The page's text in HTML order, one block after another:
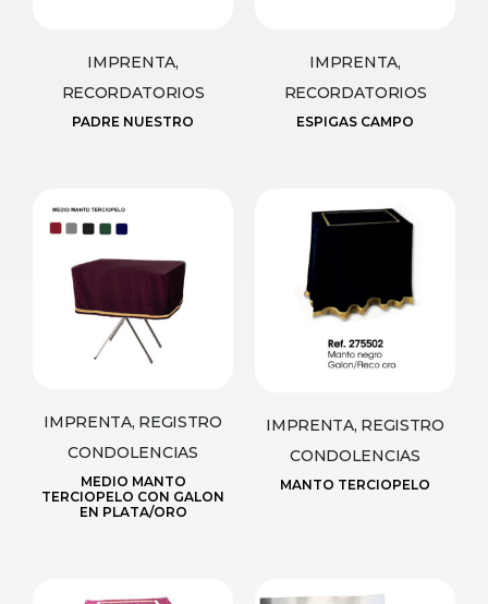
IMPRENTA,
RECORDATORIOS
PADRE NUESTRO
IMPRENTA,
RECORDATORIOS
ESPIGAS CAMPO
IMPRENTA, REGISTRO
CONDOLENCIAS
MEDIO MANTO
TERCIOPELO CON GALON
EN PLATA/ORO
IMPRENTA, REGISTRO
CONDOLENCIAS
MANTO TERCIOPELO